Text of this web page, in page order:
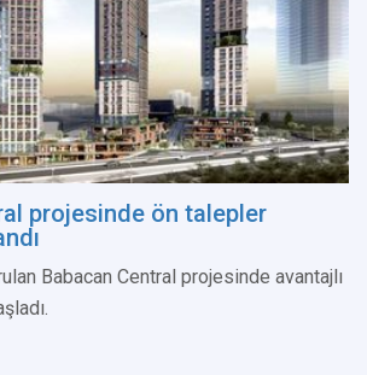
projesinde ön talepler
Babacan Central projesinde avantajlı